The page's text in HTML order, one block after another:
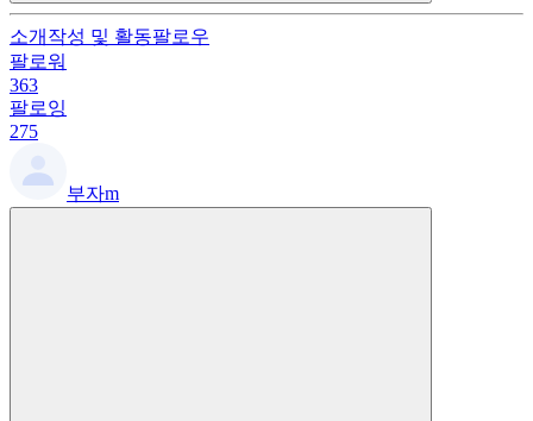
소개 작성 및 활동팔로우
팔로워
363
팔로잉
275
부자m